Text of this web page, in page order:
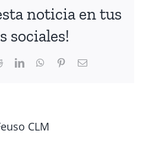
noticia en tus
sociales!
RedditLinkedInWhatsApp
PinterestEmail
CLM